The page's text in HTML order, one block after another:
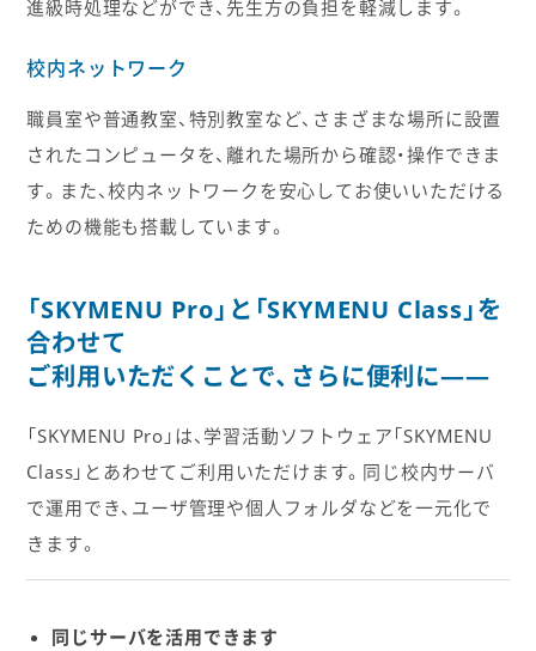
進級時処理などができ、先生方の負担を軽減します。
校内ネットワーク
職員室や普通教室、特別教室など、さまざまな場所に設置
されたコンピュータを、離れた場所から確認・操作できま
す。また、校内ネットワークを安心してお使いいただける
ための機能も搭載しています。
「SKYMENU Pro」と「SKYMENU Class」を
合わせて
ご利用いただくことで、さらに便利に――
「SKYMENU Pro」は、学習活動ソフトウェア「SKYMENU
Class」とあわせてご利用いただけます。同じ校内サーバ
で運用でき、ユーザ管理や個人フォルダなどを一元化で
きます。
同じサーバを活用できます